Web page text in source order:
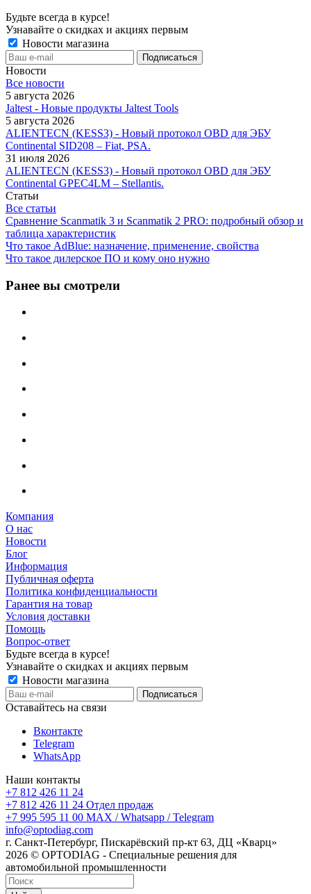
Будьте всегда в курсе!
Узнавайте о скидках и акциях первым
Новости магазина
Новости
Все новости
5 августа 2026
Jaltest - Новые продукты Jaltest Tools
5 августа 2026
ALIENTECN (KESS3) - Новый протокол OBD для ЭБУ
Continental SID208 – Fiat, PSA.
31 июля 2026
ALIENTECN (KESS3) - Новый протокол OBD для ЭБУ
Continental GPEC4LM – Stellantis.
Статьи
Все статьи
Сравнение Scanmatik 3 и Scanmatik 2 PRO: подробный обзор и
таблица характеристик
Что такое AdBlue: назначение, применение, свойства
Что такое дилерское ПО и кому оно нужно
Ранее вы смотрели
Компания
О нас
Новости
Блог
Информация
Публичная оферта
Политика конфиденциальности
Гарантия на товар
Условия доставки
Помощь
Вопрос-ответ
Будьте всегда в курсе!
Узнавайте о скидках и акциях первым
Новости магазина
Оставайтесь на связи
Вконтакте
Telegram
WhatsApp
Наши контакты
+7 812 426 11 24
+7 812 426 11 24 Отдел продаж
+7 995 595 11 00 MAX / Whatsapp / Telegram
info@optodiag.com
г. Санкт-Петербург, Пискарёвский пр-кт 63, ДЦ «Кварц»
2026 © OPTODIAG - Специальные решения для
автомобильной промышленности